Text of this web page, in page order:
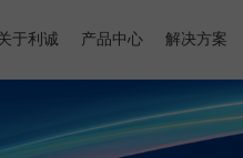
于利诚 产品中心 解决方案